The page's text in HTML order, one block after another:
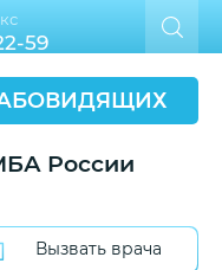
России
Вызвать врача
59